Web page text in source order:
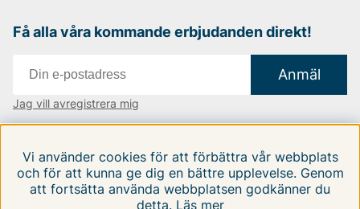
Få alla våra kommande erbjudanden direkt!
Anmäl
Jag vill avregistrera mig
Följ oss på våra sociala medier
Vi använder cookies för att förbättra vår webbplats
och för att kunna ge dig en bättre upplevelse. Genom
att fortsätta använda webbplatsen godkänner du
detta. Läs mer